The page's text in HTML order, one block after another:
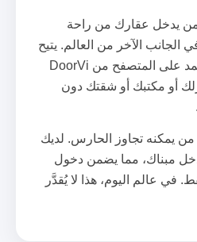
من يدخل عقارك من راحة
الآخر من العالم. يتيح
لك نظام المكالمات المعتمد على المتصفح من DoorVi
أو مكتبك أو شقتك دون
من يمكنه تجاوز الحارس. لديك
مبناك، مما يضمن دخول
في عالم اليوم، هذا لا يُقدَّر